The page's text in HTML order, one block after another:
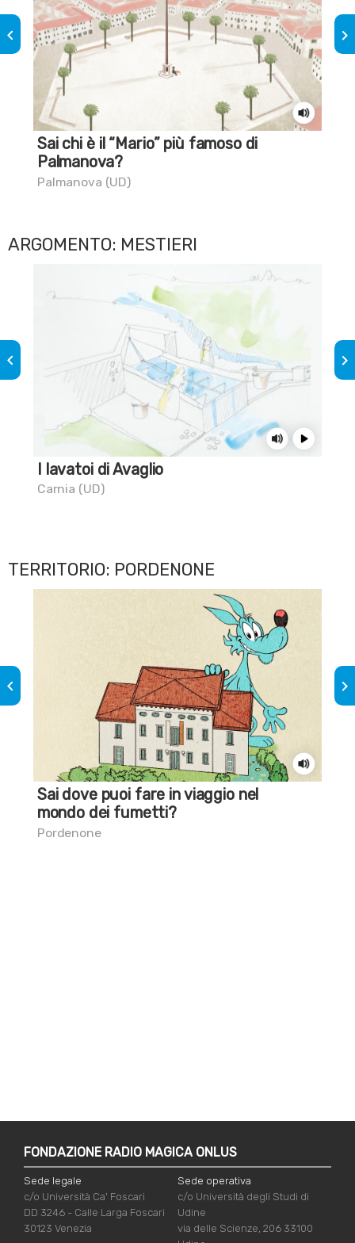
Sai chi è il “Mario” più famoso di
Palmanova?
Palmanova (UD)
keyboard_arrow_left keyboard_arrow_right
ARGOMENTO: MESTIERI
I lavatoi di Avaglio
Carnia (UD)
keyboard_arrow_left keyboard_arrow_right
TERRITORIO: PORDENONE
Sai dove puoi fare in viaggio nel
mondo dei fumetti?
Pordenone
keyboard_arrow_left keyboard_arrow_right
FONDAZIONE RADIO MAGICA ONLUS
Sede legale
c/o Università Ca' Foscari
DD 3246 - Calle Larga Foscari
30123 Venezia
Sede operativa
c/o Università degli Studi di
Udine
via delle Scienze, 206 33100